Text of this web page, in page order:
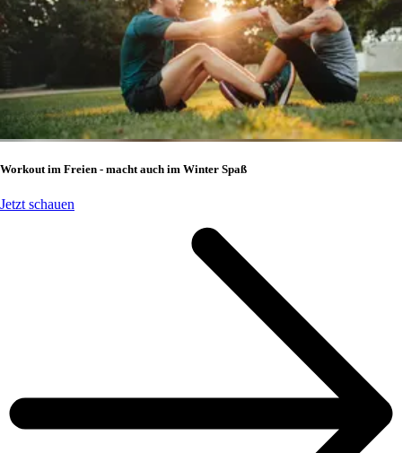
Workout im Freien - macht auch im Winter Spaß
Jetzt schauen